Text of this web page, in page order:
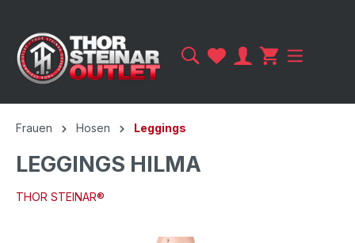
Frauen Hosen Leggings
LEGGINGS HILMA
THOR STEINAR®